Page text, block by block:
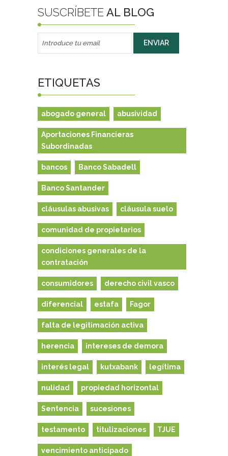
SUSCRÍBETE AL BLOG
ETIQUETAS
abogado general abusividad
Aportaciones Financieras
Subordinadas
bancos Banco Sabadell
Banco Santander
cláusulas abusivas cláusula suelo
comunidad de propietarios
condiciones generales de la
contratación
consumidores derecho civil vasco
diferencial estafa Fagor
falta de legitimación activa
herencia intereses de demora
interés legal kutxabank legítima
nulidad propiedad horizontal
Sentencia sucesiones
testamento titulizaciones TJUE
vencimiento anticipado